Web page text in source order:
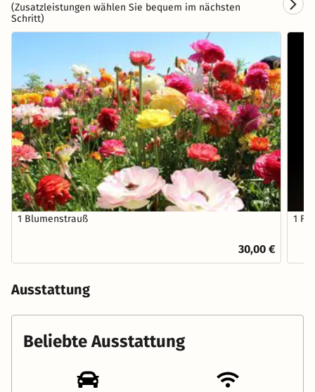
(Zusatzleistungen wählen Sie bequem im nächsten
Schritt)
1 Blumenstrauß
30,00 €
1
Ausstattung
Beliebte Ausstattung